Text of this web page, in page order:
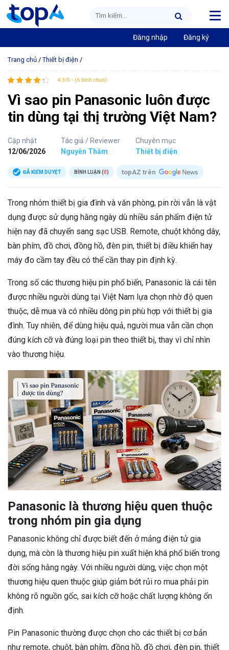
Đăng nhập Đăng ký
Trang chủ /Thiết bị điện /
4.3/5 - (6 bình chọn)
Vì sao pin Panasonic luôn được
tin dùng tại thị trường Việt Nam?
Cập nhật
12/06/2026
Tác giả / Reviewer
Nguyễn Thắm
Chuyên mục
Thiết bị điện
ĐÃ KIỂM DUYỆT BÌNH LUẬN (0) topAZ trên
Trong nhóm thiết bị gia đình và văn phòng, pin rời vẫn là vật
dụng được sử dụng hằng ngày dù nhiều sản phẩm điện tử
hiện nay đã chuyển sang sạc USB. Remote, chuột không dây,
bàn phím, đồ chơi, đồng hồ, đèn pin, thiết bị điều khiển hay
máy đo cầm tay đều có thể cần thay pin định kỳ.
Trong số các thương hiệu pin phổ biến, Panasonic là cái tên
được nhiều người dùng tại Việt Nam lựa chọn nhờ độ quen
thuộc, dễ mua và có nhiều dòng pin phù hợp với thiết bị gia
đình. Tuy nhiên, để dùng hiệu quả, người mua vẫn cần chọn
đúng kích cỡ và đúng loại pin theo thiết bị, thay vì chỉ nhìn
vào thương hiệu.
Panasonic là thương hiệu quen thuộc
trong nhóm pin gia dụng
Panasonic không chỉ được biết đến ở mảng điện tử gia
dụng, mà còn là thương hiệu pin xuất hiện khá phổ biến trong
đời sống hằng ngày. Với nhiều người dùng, việc chọn một
thương hiệu quen thuộc giúp giảm bớt rủi ro mua phải pin
không rõ nguồn gốc, sai kích cỡ hoặc chất lượng không ổn
định.
Pin Panasonic thường được chọn cho các thiết bị cơ bản
như remote, chuột, bàn phím, đồng hồ, đồ chơi, đèn pin, thiết